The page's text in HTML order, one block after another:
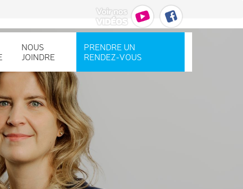
NOUS
JOINDRE
PRENDRE UN
RENDEZ‑VOUS